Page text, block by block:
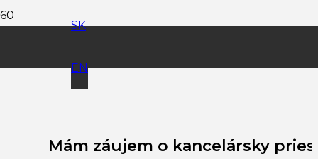
SK
EN
Mám záujem o kancelársky